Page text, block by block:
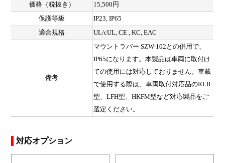
価格（税抜き）
15,500円
保護等級
IP23, IP65
適合規格
UL/cUL, CE , KC, EAC
備考
マウントラバー SZW-102との併用で、
IP65になります。本製品は車両に取付け
ての使用には対応しておりません。車載
で使用する際は、車両取付対応品のRLR
型、LFH型、HKFM型など対応製品をご
選定ください。
対応オプション